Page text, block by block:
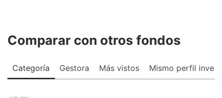
Comparar con otros fondos
Categoría Gestora Más vistos Mismo perfil